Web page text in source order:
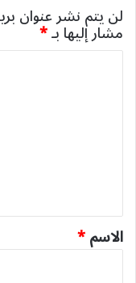
لن يتم نشر عنوان
مشار إليها بـ*
ق
*
الاسم*